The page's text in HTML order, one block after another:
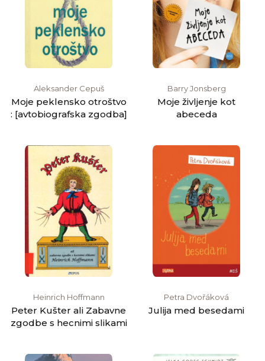
Aleksander Cepuš
Moje peklensko otroštvo
: [avtobiografska zgodba]
Barry Jonsberg
Moje življenje kot
abeceda
Heinrich Hoffmann
Peter Kušter ali Zabavne
zgodbe s hecnimi slikami
Petra Dvořáková
Julija med besedami